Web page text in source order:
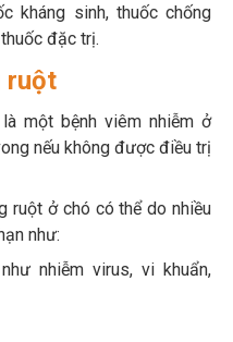
kháng sinh, thuốc chống
đặc trị.
ruột
một bệnh viêm nhiễm ở
nếu không được điều trị
ruột ở chó có thể do nhiều
như:
nhiễm virus, vi khuẩn,